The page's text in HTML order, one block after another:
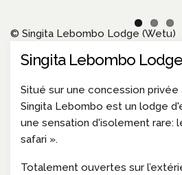
Singita Lebombo Lodge
Situé sur une concession
Singita Lebombo est un lodge
une sensation d'isolement rare:
safari ».
Totalement ouvertes sur
© Singita Lebombo Lodge (Wetu)